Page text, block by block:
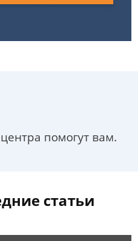
помогут вам.
статьи